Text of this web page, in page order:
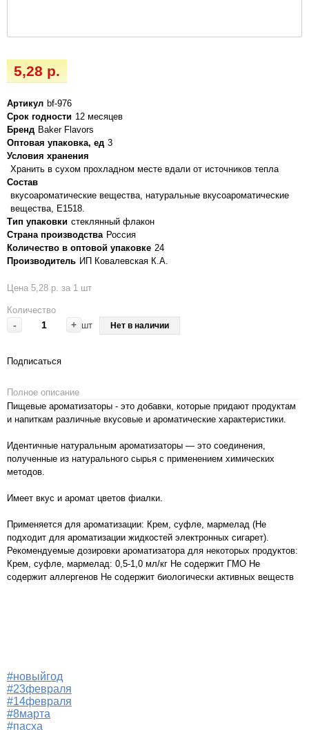
5,28 р.
Артикул bf-976
Срок годности 12 месяцев
Бренд Baker Flavors
Оптовая упаковка, ед 3
Условия хранения
Хранить в сухом прохладном месте вдали от источников тепла
Состав
вкусоароматические вещества, натуральные вкусоароматические
вещества, Е1518.
Тип упаковки стеклянный флакон
Страна производства Россия
Количество в оптовой упаковке 24
Производитель ИП Ковалевская К.А.
Цена 5,28 р. за 1 шт
Количество
- + шт Нет в наличии
Подписаться
Полное описание
Пищевые ароматизаторы - это добавки, которые придают продуктам
и напиткам различные вкусовые и ароматические характеристики.
Идентичные натуральным ароматизаторы — это соединения,
полученные из натурального сырья с применением химических
методов.
Имеет вкус и аромат цветов фиалки.
Применяется для ароматизации: Крем, суфле, мармелад (Не
подходит для ароматизации жидкостей электронных сигарет).
Рекомендуемые дозировки ароматизатора для некоторых продуктов:
Крем, суфле, мармелад: 0,5-1,0 мл/кг Не содержит ГМО Не
содержит аллергенов Не содержит биологически активных веществ
#новыйгод
#23февраля
#14февраля
#8марта
#пасха